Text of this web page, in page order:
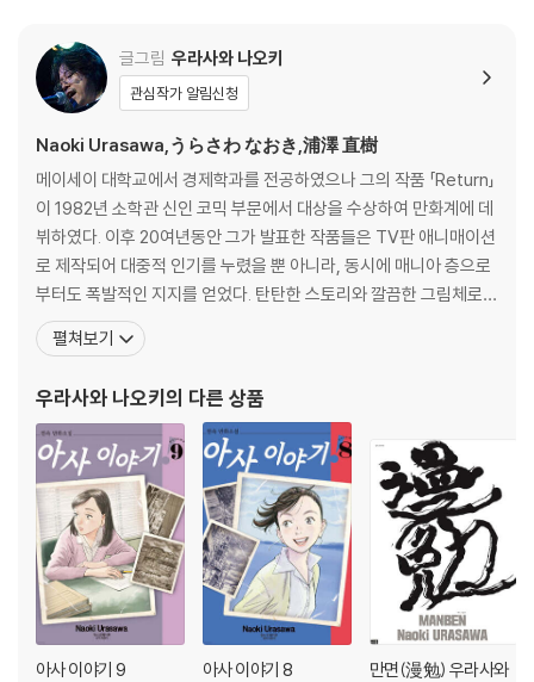
글그림 우라사와 나오키
관심작가 알림신청
Naoki Urasawa,うらさわ なおき,浦澤 直樹
메이세이 대학교에서 경제학과를 전공하였으나 그의 작품 「Return」
이 1982년 소학관 신인 코믹 부문에서 대상을 수상하여 만화계에 데
뷔하였다. 이후 20여년동안 그가 발표한 작품들은 TV판 애니매이션
로 제작되어 대중적 인기를 누렸을 뿐 아니라, 동시에 매니아 층으로
부터도 폭발적인 지지를 얻었다. 탄탄한 스토리와 깔끔한 그림체로
각광을 받고 있으며, 서구적인 내용이 많다. 어려서부터 자신은 지극
히 현실적이라고 생각했기에 만화가로서의 성공를 꿈꾸기보다는 경
해 만화기자 같은 것을 해 보려고 면접을 보러 갔다, 편
펼쳐보기
우라사와 나오키 의 다른 상품
아사 이야기 9 아사 이야기 8
만면(漫勉) 우라사와